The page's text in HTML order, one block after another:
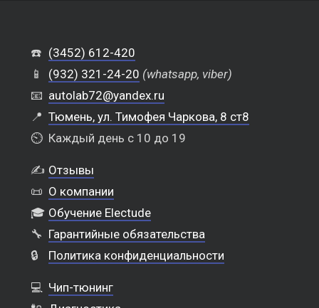
☎️ (3452) 612-420
📱
(932) 321-24-20 (whatsapp, viber)
📧 autolab72@yandex.ru
📍 Тюмень, ул. Тимофея Чаркова, 8 ст8
⏲️ Каждый день с 10 до 19
✍️ Отзывы
📜 О компании
🎓 Обучение Electude
🔧 Гарантийные обязательства
🔒
Политика конфиденциальности
💻 Чип-тюнинг